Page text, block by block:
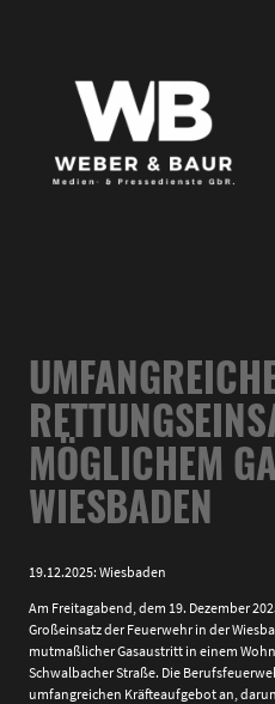
MÖGLICHEM
WIESBADEN
19.12.2025: Wiesbaden
Am Freitagabend, dem 19. Dezember
Großeinsatz der Feuerwehr in der
mutmaßlicher Gasaustritt in einem
Schwalbacher Straße. Die
umfangreichen Kräfteaufgebot an,